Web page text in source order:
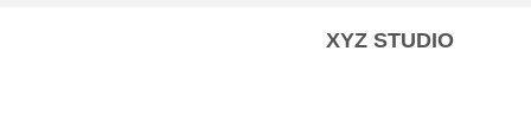
XYZ STUDIO